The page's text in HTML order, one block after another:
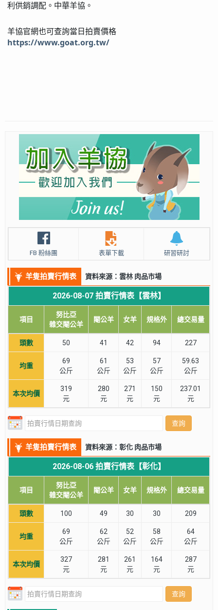
利供銷調配。中華羊協。
羊協官網也可查詢當日拍賣價格
https://www.goat.org.tw/
FB 粉絲團 表單下載 研習研討
羊隻拍賣行情表 資料來源：雲林 肉品市場
2026-08-07 拍賣行情表【雲林】
項目
努比亞
雜交閹公羊
閹公羊 女羊 規格外 總交易量
頭數 50 41 42 94 227
均重
69
公斤
61
公斤
53
公斤
57
公斤
59.63
公斤
本次均價
319
元
280
元
271
元
150
元
237.01
元
查詢
羊隻拍賣行情表 資料來源：彰化 肉品市場
2026-08-06 拍賣行情表【彰化】
項目
努比亞
雜交閹公羊
閹公羊 女羊 規格外 總交易量
頭數 100 49 30 30 209
均重
69
公斤
62
公斤
52
公斤
58
公斤
64
公斤
本次均價
327
元
281
元
261
元
164
元
287
元
查詢